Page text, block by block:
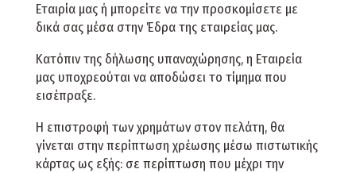
Εταιρία μας ή μπορείτε να την προσκομίσετε με
δικά σας μέσα στην Έδρα της εταιρείας μας.
Κατόπιν της δήλωσης υπαναχώρησης, η Εταιρεία
μας υποχρεούται να αποδώσει το τίμημα που
εισέπραξε.
Η επιστροφή των χρημάτων στον πελάτη, θα
γίνεται στην περίπτωση χρέωσης μέσω πιστωτικής
κάρτας ως εξής: σε περίπτωση που μέχρι την